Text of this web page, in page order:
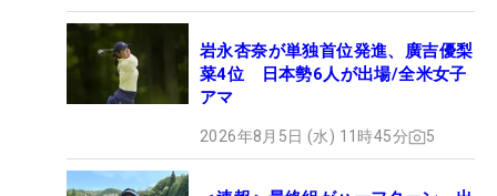
岩永杏奈が単独首位発進、廣吉優梨
菜4位 日本勢6人が出場/全米女子
アマ
2026年8月5日 (水) 11時45分 5